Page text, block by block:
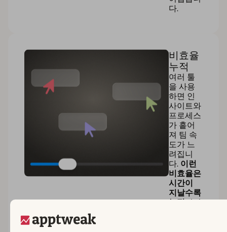
다.
비효율
누적
여러 툴
을 사용
하면 인
사이트와
프로세스
가 흩어
져 팀 속
도가 느
려집니
다. 이런
비효율은
시간이
지날수록
누적되어